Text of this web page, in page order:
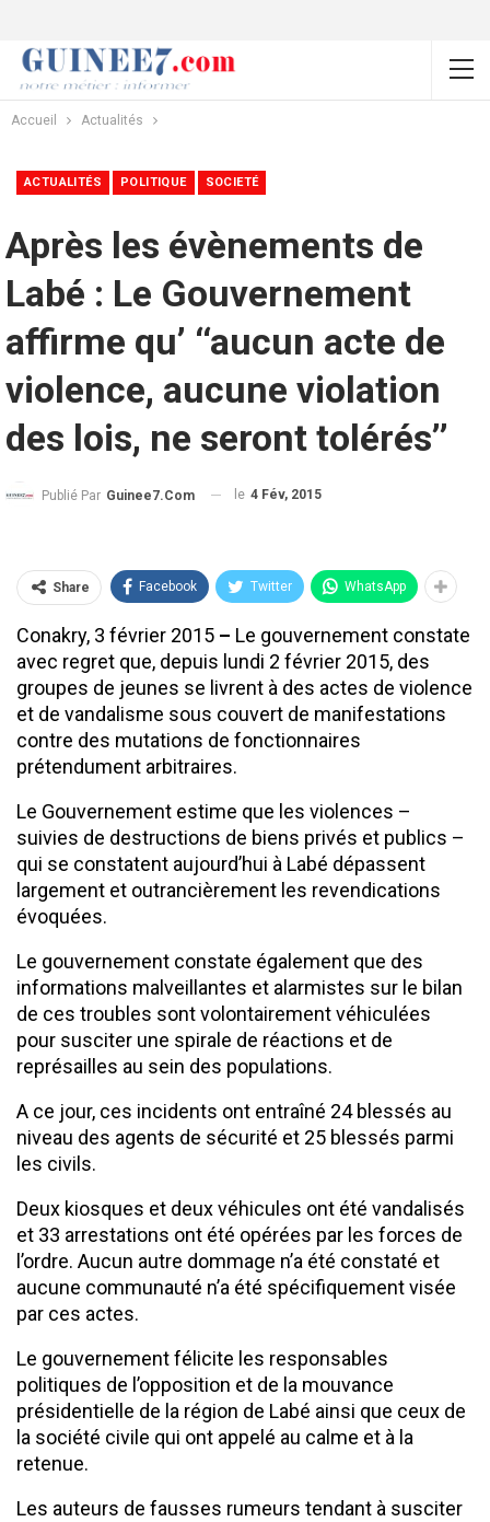
Accueil Actualités
ACTUALITÉS POLITIQUE SOCIETÉ
Après les évènements de
Labé : Le Gouvernement
affirme qu’ ‘‘aucun acte de
violence, aucune violation
des lois, ne seront tolérés’’
Publié Par Guinee7.com le 4 Fév, 2015
Share Facebook Twitter WhatsApp
Conakry, 3 février 2015 – Le gouvernement constate
avec regret que, depuis lundi 2 février 2015, des
groupes de jeunes se livrent à des actes de violence
et de vandalisme sous couvert de manifestations
contre des mutations de fonctionnaires
prétendument arbitraires.
Le Gouvernement estime que les violences –
suivies de destructions de biens privés et publics –
qui se constatent aujourd’hui à Labé dépassent
largement et outrancièrement les revendications
évoquées.
Le gouvernement constate également que des
informations malveillantes et alarmistes sur le bilan
de ces troubles sont volontairement véhiculées
pour susciter une spirale de réactions et de
représailles au sein des populations.
A ce jour, ces incidents ont entraîné 24 blessés au
niveau des agents de sécurité et 25 blessés parmi
les civils.
Deux kiosques et deux véhicules ont été vandalisés
et 33 arrestations ont été opérées par les forces de
l’ordre. Aucun autre dommage n’a été constaté et
aucune communauté n’a été spécifiquement visée
par ces actes.
Le gouvernement félicite les responsables
politiques de l’opposition et de la mouvance
présidentielle de la région de Labé ainsi que ceux de
la société civile qui ont appelé au calme et à la
retenue.
Les auteurs de fausses rumeurs tendant à susciter